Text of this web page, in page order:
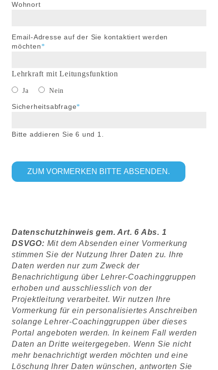
Wohnort
Pflichtfeld
Email-Adresse auf der Sie kontaktiert werden
möchten*
Lehrkraft mit Leitungsfunktion
Ja Nein
Pflichtfeld
Sicherheitsabfrage*
Bitte addieren Sie 6 und 1.
ZUM VORMERKEN BITTE ABSENDEN.
Datenschutzhinweis gem. Art. 6 Abs. 1
DSVGO: Mit dem Absenden einer Vormerkung
stimmen Sie der Nutzung Ihrer Daten zu. Ihre
Daten werden nur zum Zweck der
Benachrichtigung über Lehrer-Coachinggruppen
erhoben und ausschliesslich von der
Projektleitung verarbeitet. Wir nutzen Ihre
Vormerkung für ein personalisiertes Anschreiben
solange Lehrer-Coachinggruppen über dieses
Portal angeboten werden. In keinem Fall werden
Daten an Dritte weitergegeben. Wenn Sie nicht
mehr benachrichtigt werden möchten und eine
Löschung Ihrer Daten wünschen, antworten Sie